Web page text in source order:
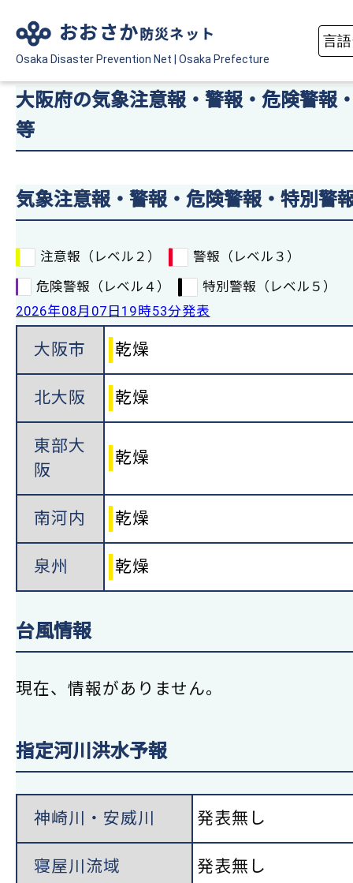
おおさか 防災ネット
Osaka Disaster Prevention Net Osaka Prefecture
大阪府の気象注意報・警報・危険警報
等
気象注意報・警報・危険警報・特別警
注意報（レベル２）
警報（レベル３）
危険警報（レベル４）
特別警報（レベル５）
2026年08月07日19時53分発表
大阪市 乾燥
北大阪 乾燥
東部大
阪
乾燥
南河内 乾燥
泉州 乾燥
台風情報
現在、情報がありません。
指定河川洪水予報
神崎川・安威川 発表無し
寝屋川流域 発表無し